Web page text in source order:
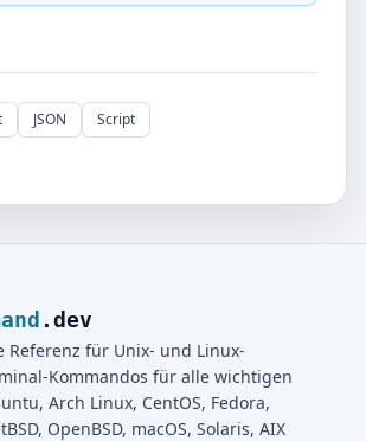
JSON Script
.dev
Referenz für Unix- und Linux-
Kommandos für alle wichtigen
Arch Linux, CentOS, Fedora,
OpenBSD, macOS, Solaris, AIX